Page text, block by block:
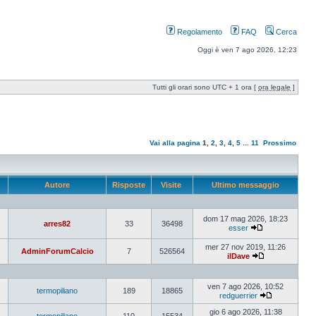
Regolamento FAQ Cerca
Oggi è ven 7 ago 2026, 12:23
Tutti gli orari sono UTC + 1 ora [ ora legale ]
Vai alla pagina 1 2 3 4 5 11 Prossimo
Autore Risposte Visite Ultimo messaggio
arres82 33 36498
dom 17 mag 2026, 18:23
esser
AdminForumCalcio 7 526564
mer 27 nov 2019, 11:26
ilDave
termopiliano 189 18865
ven 7 ago 2026, 10:52
redguerrier
gio 6 ago 2026, 11:38